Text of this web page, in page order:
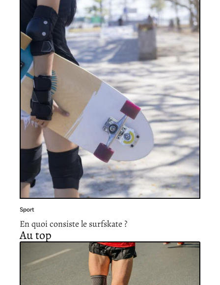
Sport
En quoi consiste le surfskate ?
Au top